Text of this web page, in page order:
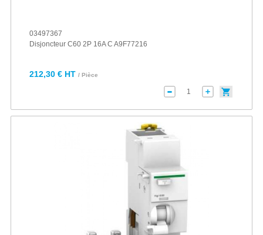
03497367
Disjoncteur C60 2P 16A C A9F77216
212,30 € HT / Pièce